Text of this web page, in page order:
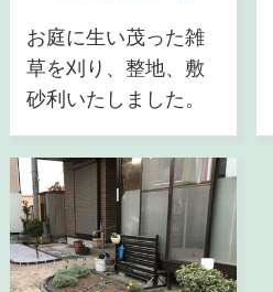
お庭に生い茂った雑
草を刈り、整地、敷
砂利いたしました。